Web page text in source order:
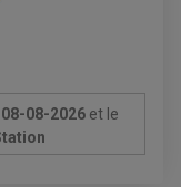
08-08-2026 et le